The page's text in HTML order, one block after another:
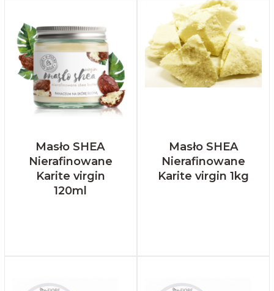
Masło SHEA
Nierafinowane
Karite virgin
120ml
Masło SHEA
Nierafinowane
Karite virgin 1kg